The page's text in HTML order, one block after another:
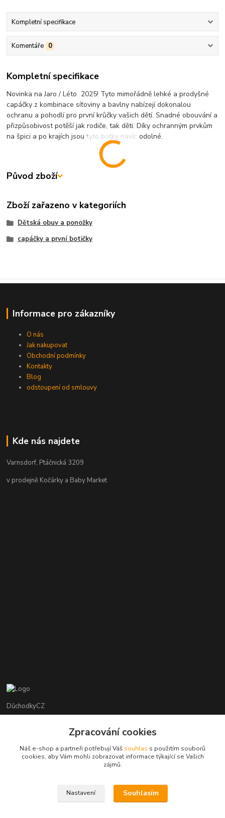
Kompletní specifikace
Komentáře 0
Kompletní specifikace
Novinka na Jaro / Léto 2025! Tyto mimořádně lehké a prodyšné
capáčky z kombinace síťoviny a bavlny nabízejí dokonalou
ochranu a pohodlí pro první krůčky vašich dětí. Snadné obouvání a
přizpůsobivost potěší jak rodiče, tak děti. Díky ochranným prvkům
na špici a po krajích jsou tyto botky navíc odolné.
Původ zboží
Zboží zařazeno v kategoriích
Dětská obuv a ponožky
capáčky a první botičky
Informace pro zákazníky
O nás
Jak nakupovat
Obchodní podmínky
Kontakty
Blog
odstoupení od smlouvy
Kde nás najdete
Varnsdorf, Ptáčnická 3209
v prodejně Kočárky a Baby Market
DůchodkyCZ
+420 412384749
objednavky@duchodky.cz
Zpracování cookies
Náš e-shop a partneři potřebují Váš souhlas s použitím souborů
cookies, aby Vám mohli zobrazovat informace týkající se Vašich
zájmů.
Nastavení Souhlasím